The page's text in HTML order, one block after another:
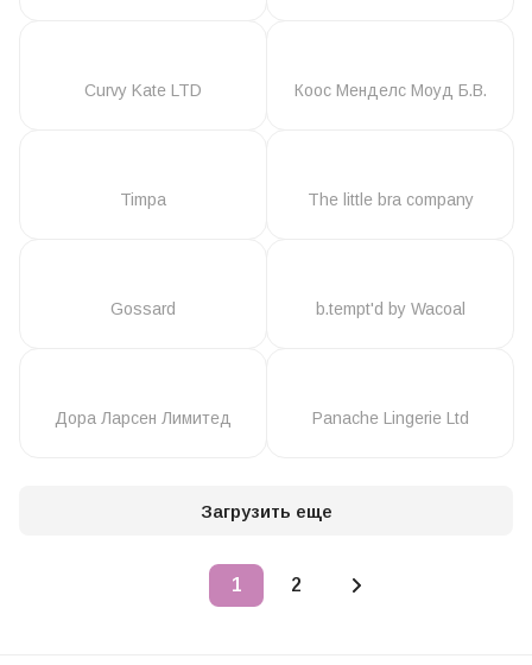
Curvy Kate LTD Коос Менделс Моуд Б.В.
Timpa The little bra company
Gossard b.tempt'd by Wacoal
Дора Ларсен Лимитед Panache Lingerie Ltd
Загрузить еще
1 2